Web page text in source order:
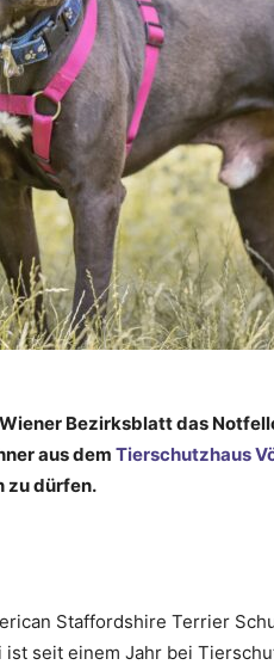
Bezirksblatt das
aus dem Tierschutzhaus
zu dürfen.
Staffordshire Terrier
seit einem Jahr bei